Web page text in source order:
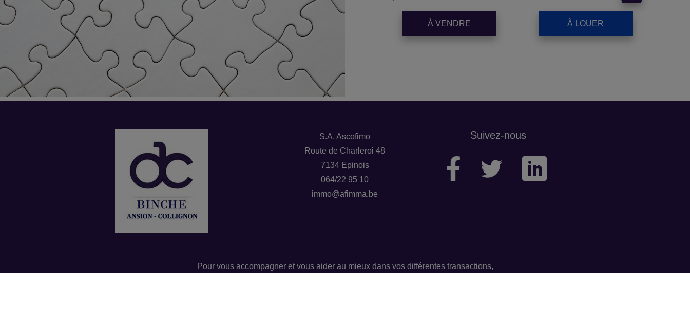
À VENDRE À LOUER
S.A. Ascofimo
Route de Charleroi 48
7134 Epinois
064/22 95 10
immo@afimma.be
Suivez-nous
Pour vous accompagner et vous aider au mieux dans vos différentes transactions,